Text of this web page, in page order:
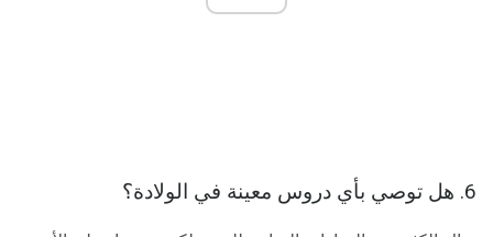
6. هل توصي بأي دروس معينة في الولادة؟